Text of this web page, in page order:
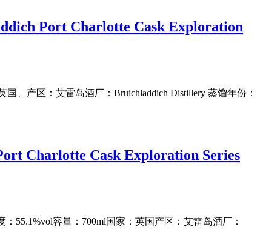
Port Charlotte Cask Exploration
、产区：艾雷岛酒厂：Bruichladdich Distillery 蒸馏年份：
Charlotte Cask Exploration Series
55.1%vol容量：700ml国家：英国产区：艾雷岛酒厂：